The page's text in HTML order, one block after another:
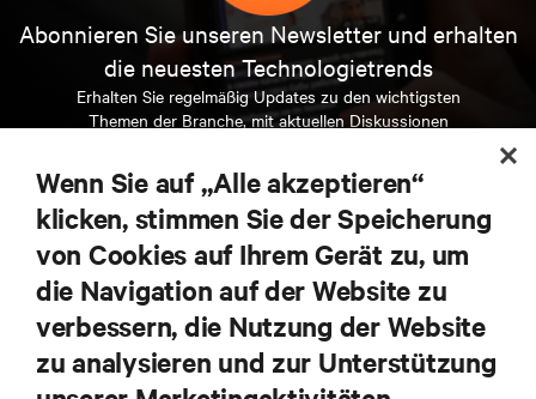
Abonnieren Sie unseren Newsletter und erhalten
die neuesten Technologietrends
Erhalten Sie regelmäßig Updates zu den wichtigsten
Themen der Branche, mit aktuellen Diskussionen
Rechenzentrums- und Infrastrukturmanagement.
JETZT ANMELDEN
RESSOURCEN
Wenn Sie auf „Alle akzeptieren“
klicken, stimmen Sie der Speicherung
von Cookies auf Ihrem Gerät zu, um
die Navigation auf der Website zu
verbessern, die Nutzung der Website
zu analysieren und zur Unterstützung